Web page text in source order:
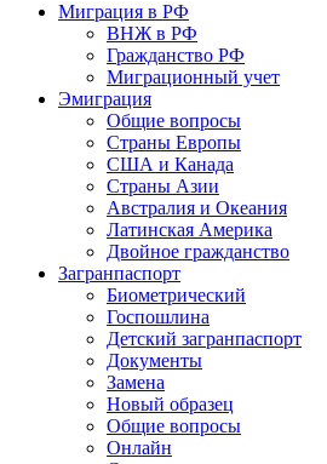
Миграция в РФ
ВНЖ в РФ
Гражданство РФ
Миграционный учет
Эмиграция
Общие вопросы
Страны Европы
США и Канада
Страны Азии
Австралия и Океания
Латинская Америка
Двойное гражданство
Загранпаспорт
Биометрический
Госпошлина
Детский загранпаспорт
Документы
Замена
Новый образец
Общие вопросы
Онлайн